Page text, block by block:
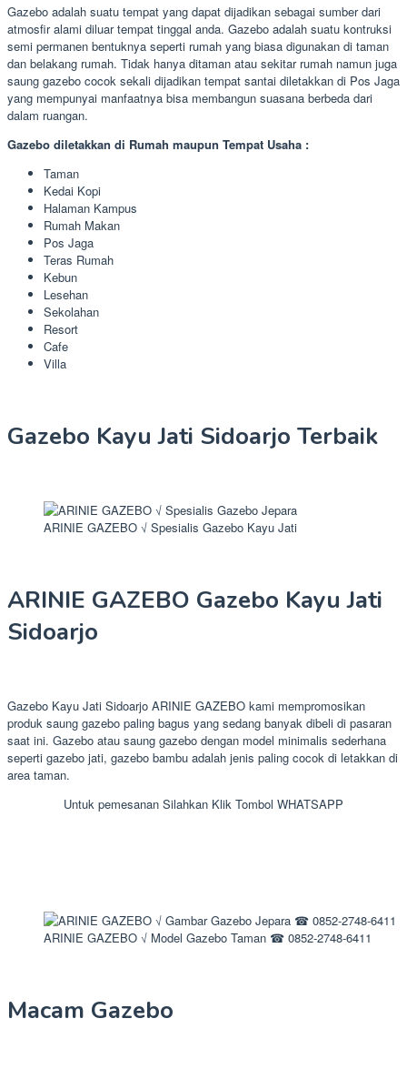
Gazebo adalah suatu tempat yang dapat dijadikan sebagai sumber dari
atmosfir alami diluar tempat tinggal anda. Gazebo adalah suatu kontruksi
semi permanen bentuknya seperti rumah yang biasa digunakan di taman
dan belakang rumah. Tidak hanya ditaman atau sekitar rumah namun juga
saung gazebo cocok sekali dijadikan tempat santai diletakkan di Pos Jaga
yang mempunyai manfaatnya bisa membangun suasana berbeda dari
dalam ruangan.
Gazebo diletakkan di Rumah maupun Tempat Usaha :
Taman
Kedai Kopi
Halaman Kampus
Rumah Makan
Pos Jaga
Teras Rumah
Kebun
Lesehan
Sekolahan
Resort
Cafe
Villa
Gazebo Kayu Jati Sidoarjo Terbaik
ARINIE GAZEBO √ Spesialis Gazebo Kayu Jati
ARINIE GAZEBO Gazebo Kayu Jati
Sidoarjo
Gazebo Kayu Jati Sidoarjo ARINIE GAZEBO kami mempromosikan
produk saung gazebo paling bagus yang sedang banyak dibeli di pasaran
saat ini. Gazebo atau saung gazebo dengan model minimalis sederhana
seperti gazebo jati, gazebo bambu adalah jenis paling cocok di letakkan di
area taman.
Untuk pemesanan Silahkan Klik Tombol WHATSAPP
ARINIE GAZEBO √ Model Gazebo Taman ☎ 0852-2748-6411
Macam Gazebo